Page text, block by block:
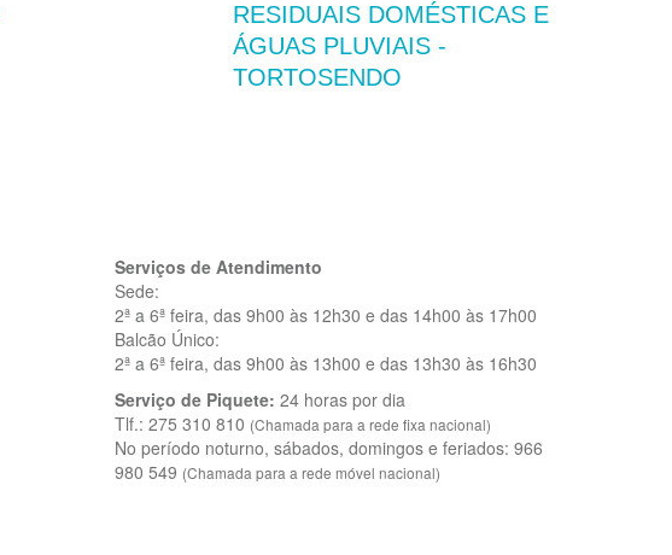
RESIDUAIS DOMÉSTICAS E
ÁGUAS PLUVIAIS -
TORTOSENDO
Serviços de Atendimento
Sede:
2ª a 6ª feira, das 9h00 às 12h30 e das 14h00 às 17h00
Balcão Único:
2ª a 6ª feira, das 9h00 às 13h00 e das 13h30 às 16h30
Serviço de Piquete: 24 horas por dia
Tlf.: 275 310 810 (Chamada para a rede fixa nacional)
No período noturno, sábados, domingos e feriados: 966
980 549 (Chamada para a rede móvel nacional)